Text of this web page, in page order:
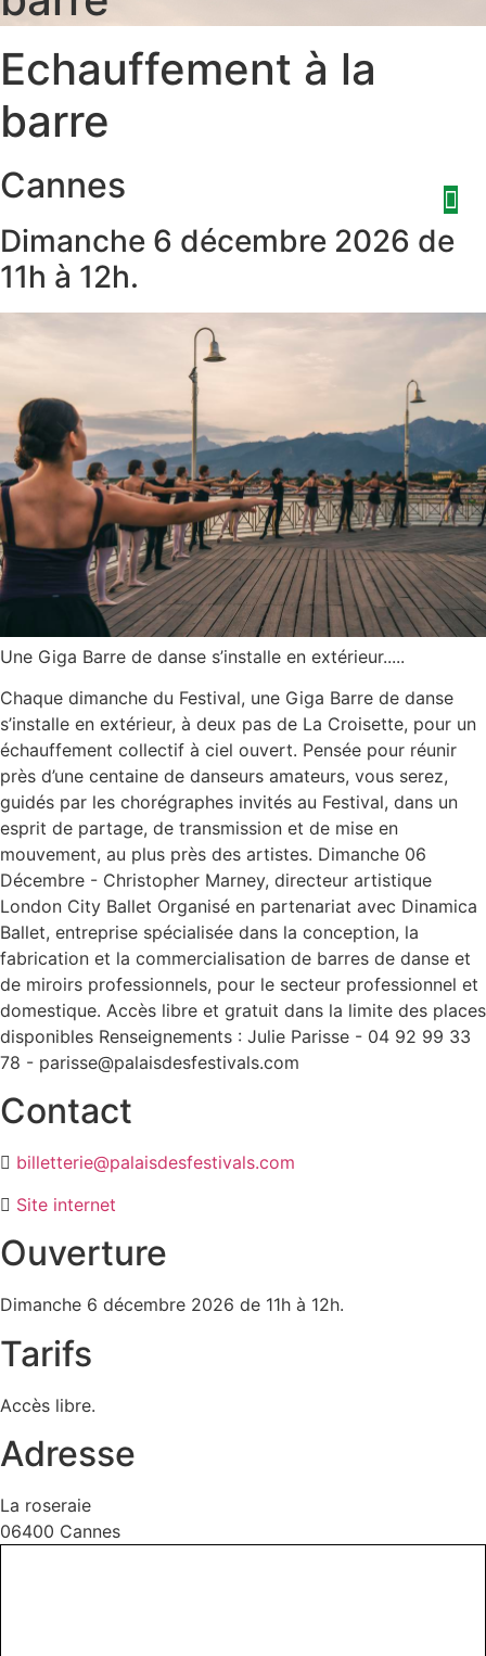
Aller
contenu
Echauffement à la
barre
Cannes
Dimanche 6 décembre 2026 de
11h à 12h.
Une Giga Barre de danse s’installe en extérieur.....
Chaque dimanche du Festival, une Giga Barre de danse
s’installe en extérieur, à deux pas de La Croisette, pour un
échauffement collectif à ciel ouvert. Pensée pour réunir
près d’une centaine de danseurs amateurs, vous serez,
guidés par les chorégraphes invités au Festival, dans un
esprit de partage, de transmission et de mise en
mouvement, au plus près des artistes. Dimanche 06
Décembre - Christopher Marney, directeur artistique
London City Ballet Organisé en partenariat avec Dinamica
Ballet, entreprise spécialisée dans la conception, la
fabrication et la commercialisation de barres de danse et
de miroirs professionnels, pour le secteur professionnel et
domestique. Accès libre et gratuit dans la limite des places
disponibles Renseignements : Julie Parisse - 04 92 99 33
78 - parisse@palaisdesfestivals.com
Contact
billetterie@palaisdesfestivals.com
Site internet
Ouverture
Dimanche 6 décembre 2026 de 11h à 12h.
Tarifs
Accès libre.
Adresse
La roseraie
06400 Cannes